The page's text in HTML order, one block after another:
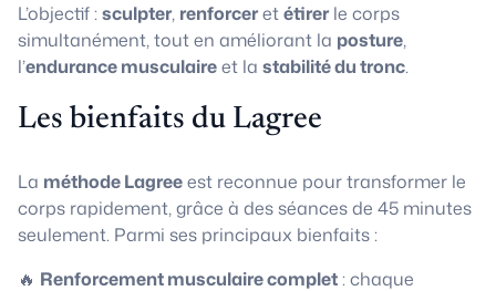
L’objectif :sculpter, renforceretétirerle corps
simultanément, tout en améliorant la posture,
l’endurance musculaireet la stabilité du tronc.
Les bienfaits du Lagree
La méthode Lagreeest reconnue pour transformer le
corps rapidement, grâce à des séances de 45 minutes
seulement. Parmi ses principaux bienfaits :
🔥 Renforcement musculaire complet: chaque